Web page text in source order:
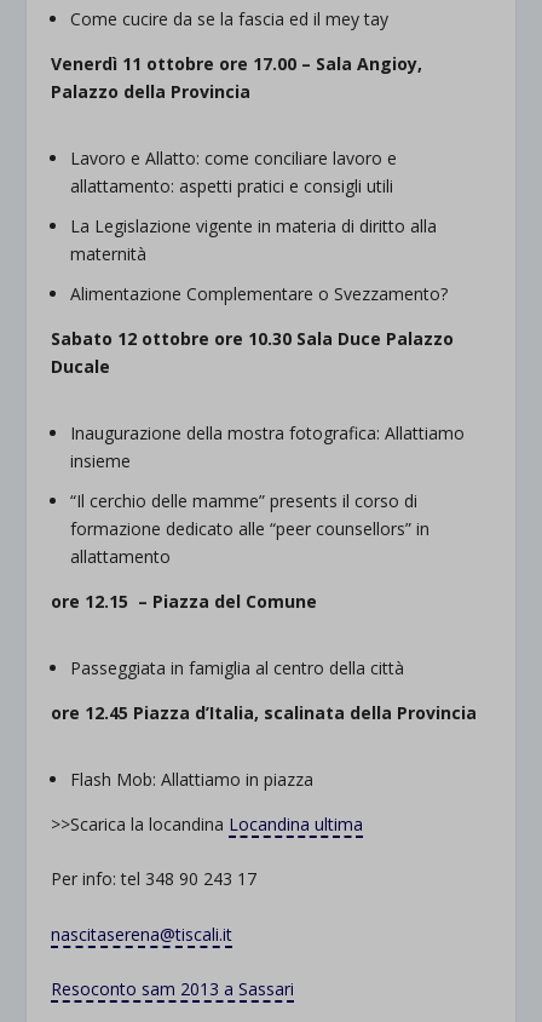
Come cucire da se la fascia ed il mey tay
Venerdì 11 ottobre ore 17.00 – Sala Angioy,
Palazzo della Provincia
Lavoro e Allatto: come conciliare lavoro e
allattamento: aspetti pratici e consigli utili
La Legislazione vigente in materia di diritto alla
maternità
Alimentazione Complementare o Svezzamento?
Sabato 12 ottobre ore 10.30 Sala Duce Palazzo
Ducale
Inaugurazione della mostra fotografica: Allattiamo
insieme
“Il cerchio delle mamme” presents il corso di
formazione dedicato alle “peer counsellors” in
allattamento
ore 12.15 – Piazza del Comune
Passeggiata in famiglia al centro della città
ore 12.45 Piazza d’Italia, scalinata della Provincia
Flash Mob: Allattiamo in piazza
>>Scarica la locandina Locandina ultima
Per info: tel 348 90 243 17
nascitaserena@tiscali.it
Resoconto sam 2013 a Sassari